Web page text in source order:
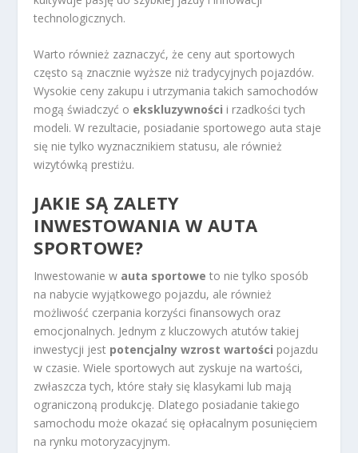
technologicznych.
Warto również zaznaczyć, że ceny aut sportowych
często są znacznie wyższe niż tradycyjnych pojazdów.
Wysokie ceny zakupu i utrzymania takich samochodów
mogą świadczyć o ekskluzywności i rzadkości tych
modeli. W rezultacie, posiadanie sportowego auta staje
się nie tylko wyznacznikiem statusu, ale również
wizytówką prestiżu.
JAKIE SĄ ZALETY
INWESTOWANIA W AUTA
SPORTOWE?
Inwestowanie w auta sportowe to nie tylko sposób
na nabycie wyjątkowego pojazdu, ale również
możliwość czerpania korzyści finansowych oraz
emocjonalnych. Jednym z kluczowych atutów takiej
inwestycji jest potencjalny wzrost wartości pojazdu
w czasie. Wiele sportowych aut zyskuje na wartości,
zwłaszcza tych, które stały się klasykami lub mają
ograniczoną produkcję. Dlatego posiadanie takiego
samochodu może okazać się opłacalnym posunięciem
na rynku motoryzacyjnym.